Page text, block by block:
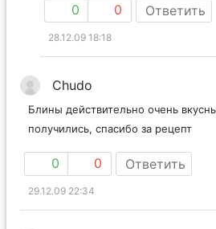
0 0 Ответить
28.12.09 18:18
Сhudo
Блины действительно очень
получились, спасибо за рецепт
0 0 Ответить
29.12.09 22:34